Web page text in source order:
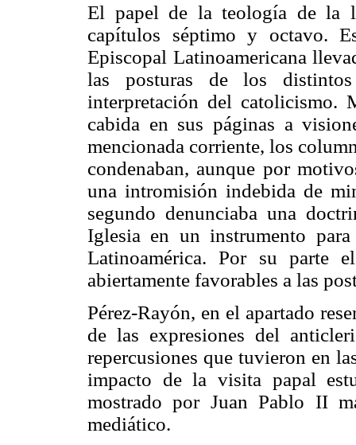
El papel de la teología de la
capítulos séptimo y octavo.
Episcopal Latinoamericana
las posturas de los
interpretación del catolicismo.
cabida en sus páginas a
mencionada corriente, los
condenaban, aunque por
una intromisión indebida de
segundo denunciaba una
Iglesia en un instrumento
Latinoamérica. Por su parte
abiertamente favorables a las
Pérez-Rayón, en el apartado
de las expresiones del
repercusiones que tuvieron en
impacto de la visita papal
mostrado por Juan Pablo II
mediático.